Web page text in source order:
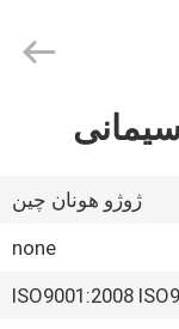
ژوژو هونان چین
none
ISO9001:2008